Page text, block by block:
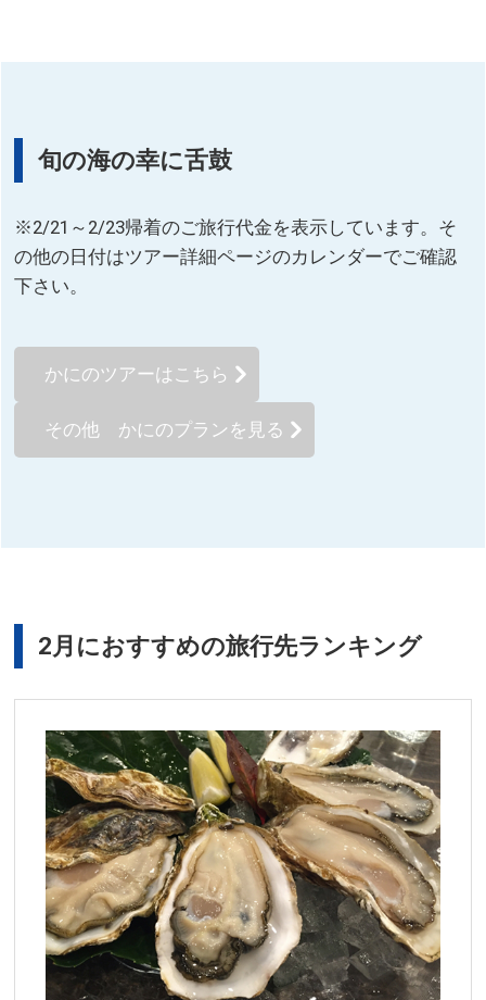
旬の海の幸に舌鼓
※2/21～2/23帰着のご旅行代金を表示しています。そ
の他の日付はツアー詳細ページのカレンダーでご確認
下さい。
かにのツアーはこちら
その他 かにのプランを見る
2月におすすめの旅行先ランキング